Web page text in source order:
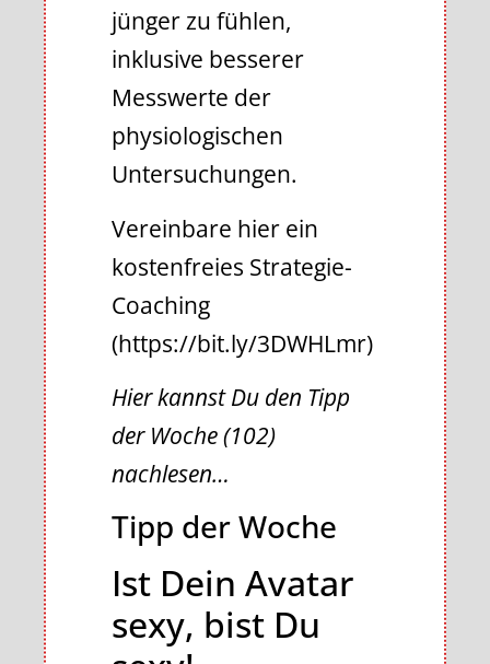
jünger zu fühlen,
inklusive besserer
Messwerte der
physiologischen
Untersuchungen.
Vereinbare hier ein
kostenfreies Strategie-
Coaching
(https://bit.ly/3DWHLmr)
Hier kannst Du den Tipp
der Woche (102)
nachlesen…
Tipp der Woche
Ist Dein Avatar
sexy, bist Du